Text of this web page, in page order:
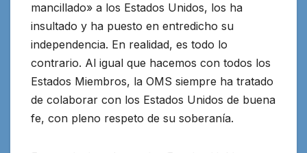
mancillado» a los Estados Unidos, los ha
insultado y ha puesto en entredicho su
independencia. En realidad, es todo lo
contrario. Al igual que hacemos con todos los
Estados Miembros, la OMS siempre ha tratado
de colaborar con los Estados Unidos de buena
fe, con pleno respeto de su soberanía.